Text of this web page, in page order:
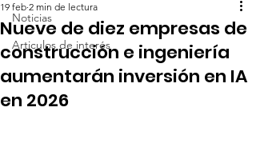
Noticias
Articulos de interés
Nueve de diez empresas de
construcción e ingeniería
aumentarán inversión en IA
en 2026
19 feb 2 min de lectura